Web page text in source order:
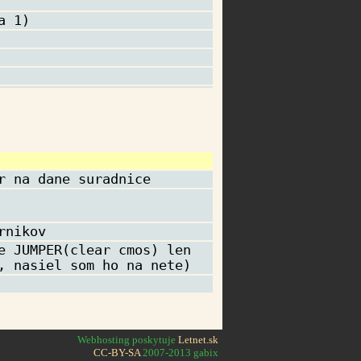
1)
dane suradnice
cmos) len
som ho na nete)
Webhosting poskytuje Letnet.sk
CC-BY-SA2007-2013 gabix